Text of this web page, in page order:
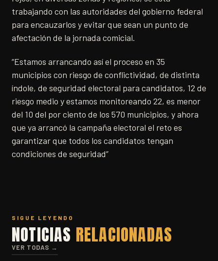
trabajando con las autoridades del gobierno federal
para encauzarlos y evitar que sean un punto de
afectación de la jornada comicial.
“Estamos arrancando así el proceso en 35
municipios con riesgo de conflictividad, de distinta
índole, de seguridad electoral para candidatos, 12 de
riesgo medio y estamos monitoreando 22, es menor
del 10 del por ciento de los 570 municipios, y ahora
que ya arrancó la campaña electoral el reto es
garantizar que todos los candidatos tengan
condiciones de seguridad”
SIGUE LEYENDO
NOTICIAS RELACIONADAS
VER TODAS →